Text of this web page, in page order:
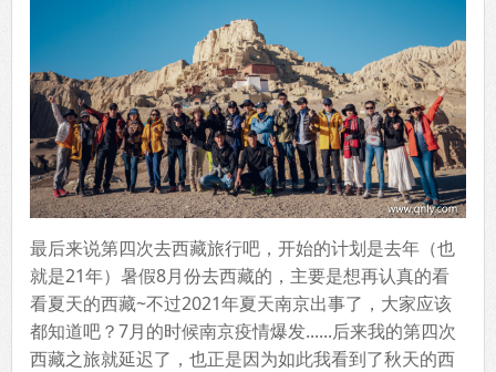
最后来说第四次去西藏旅行吧，开始的计划是去年（也
就是21年）暑假8月份去西藏的，主要是想再认真的看
看夏天的西藏~不过2021年夏天南京出事了，大家应该
都知道吧？7月的时候南京疫情爆发......后来我的第四次
西藏之旅就延迟了，也正是因为如此我看到了秋天的西